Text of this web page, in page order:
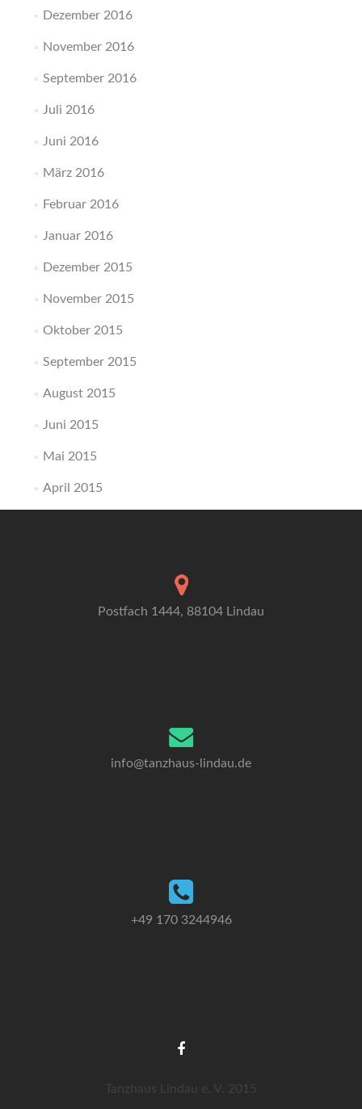
Dezember 2016
November 2016
September 2016
Juli 2016
Juni 2016
März 2016
Februar 2016
Januar 2016
Dezember 2015
November 2015
Oktober 2015
September 2015
August 2015
Juni 2015
Mai 2015
April 2015
Postfach 1444, 88104 Lindau
info@tanzhaus-lindau.de
+49 170 3244946
Tanzhaus Lindau e. V. 2015